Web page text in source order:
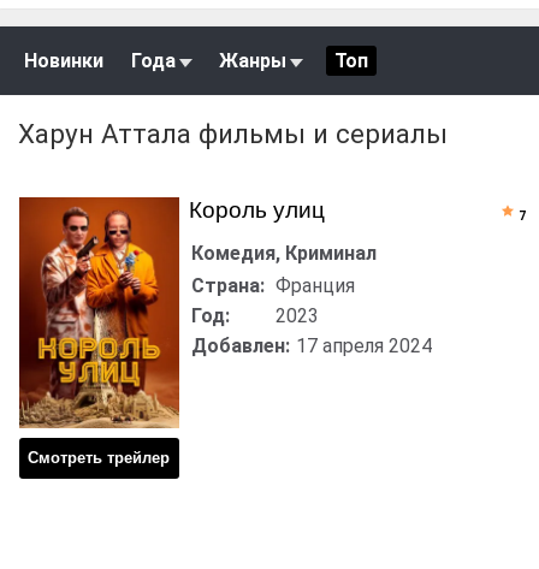
Новинки Года Жанры Топ
Харун Аттала фильмы и сериалы
Король улиц
Смотреть трейлер
Комедия, Криминал
Страна: Франция
Год:
2023
Добавлен: 17 апреля 2024
7